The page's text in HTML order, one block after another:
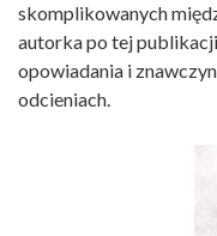
skomplikowanych
autorka po tej
opowiadania i
odcieniach.